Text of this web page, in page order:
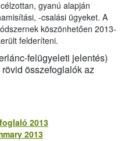
gyanú alapján
-csalási ügyeket. A
köszönhetően 2013-
felderíteni.
felügyeleti jelentés)
összefoglalók az
2013
2013